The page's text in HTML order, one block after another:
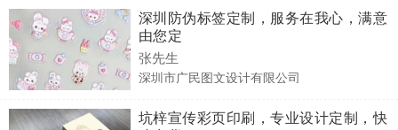
深圳防伪标签定制，服务在我心，满意
由您定
张先生
深圳市广民图文设计有限公司
坑梓宣传彩页印刷，专业设计定制，快